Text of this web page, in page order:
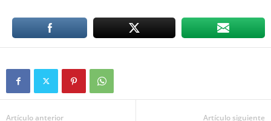
Artículo anterior Artículo siguiente